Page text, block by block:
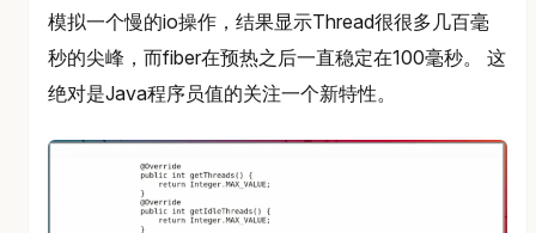
模拟一个慢的io操作，结果显示Thread很很多几百毫
秒的尖峰，而fiber在预热之后一直稳定在100毫秒。 这
绝对是Java程序员值的关注一个新特性。